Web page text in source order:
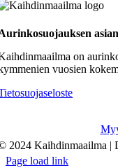
on
vuosien
2024 Kaihdinmaailma |
Page load link